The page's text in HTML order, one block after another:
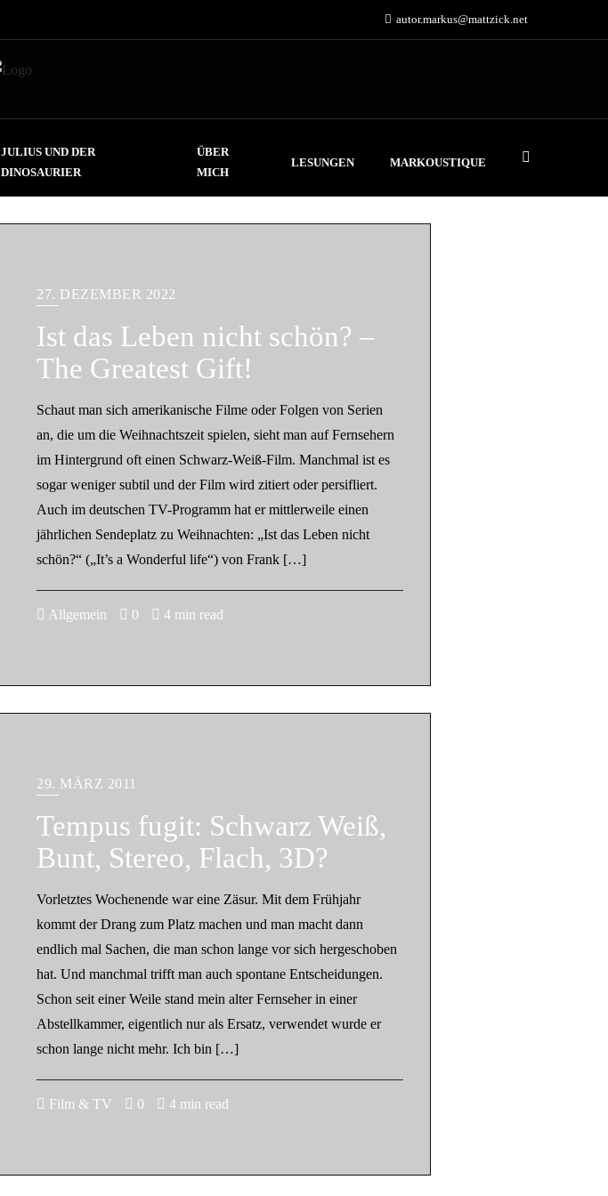
autor.markus@mattzick.net
JULIUS UND DER
DINOSAURIER
ÜBER
MICH
LESUNGEN MARKOUSTIQUE
27. DEZEMBER 2022
Ist das Leben nicht schön? –
The Greatest Gift!
Schaut man sich amerikanische Filme oder Folgen von Serien
an, die um die Weihnachtszeit spielen, sieht man auf Fernsehern
im Hintergrund oft einen Schwarz-Weiß-Film. Manchmal ist es
sogar weniger subtil und der Film wird zitiert oder persifliert.
Auch im deutschen TV-Programm hat er mittlerweile einen
jährlichen Sendeplatz zu Weihnachten: „Ist das Leben nicht
schön?“ („It’s a Wonderful life“) von Frank […]
Allgemein 0 4 min read
29. MÄRZ 2011
Tempus fugit: Schwarz Weiß,
Bunt, Stereo, Flach, 3D?
Vorletztes Wochenende war eine Zäsur. Mit dem Frühjahr
kommt der Drang zum Platz machen und man macht dann
endlich mal Sachen, die man schon lange vor sich hergeschoben
hat. Und manchmal trifft man auch spontane Entscheidungen.
Schon seit einer Weile stand mein alter Fernseher in einer
Abstellkammer, eigentlich nur als Ersatz, verwendet wurde er
schon lange nicht mehr. Ich bin […]
Film & TV 0 4 min read